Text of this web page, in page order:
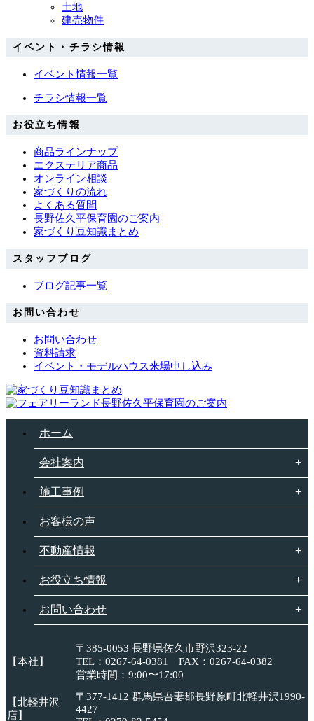
土地
建売物件
イベント・チラシ情報
イベント情報一覧
チラシ情報一覧
お役立ち情報
商品ラインナップ
エクステリア商品
オンライン相談
家づくりの流れ
よくある質問
長野佐久平保育園のご案内
家づくり豆知識まとめ
スタッフブログ
ブログ記事一覧
お問い合わせ
お問い合わせ
資料請求
イベント・モデルハウス来場申し込み
ホーム
会社案内
施工事例
お客様の声
不動産情報
お役立ち情報
お問い合わせ
【本社】
〒385-0053 長野県佐久市野沢323-22
TEL：0267-64-0381 FAX：0267-64-0382
営業時間：9:00〜17:00
【北軽井沢
店】
〒377-1412 群馬県吾妻郡長野原町北軽井沢1990-
4427